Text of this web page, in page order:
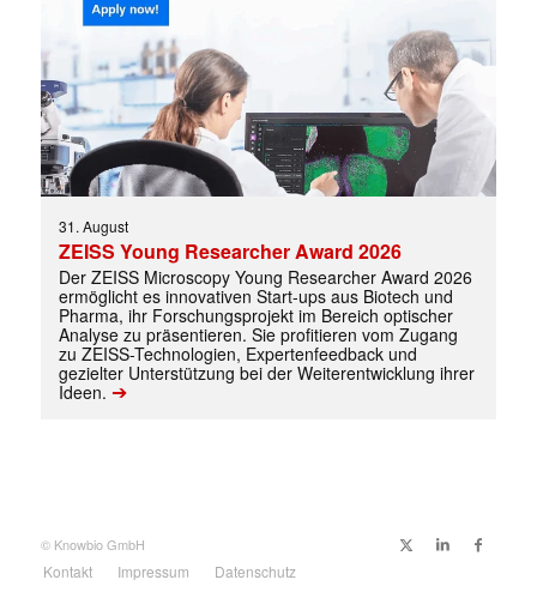
31. August
ZEISS Young Researcher Award 2026
Der ZEISS Microscopy Young Researcher Award 2026
ermöglicht es innovativen Start-ups aus Biotech und
Pharma, ihr Forschungsprojekt im Bereich optischer
Analyse zu präsentieren. Sie profitieren vom Zugang
zu ZEISS-Technologien, Expertenfeedback und
gezielter Unterstützung bei der Weiterentwicklung ihrer
Ideen. ➔
© Knowbio GmbH
Kontakt Impressum Datenschutz